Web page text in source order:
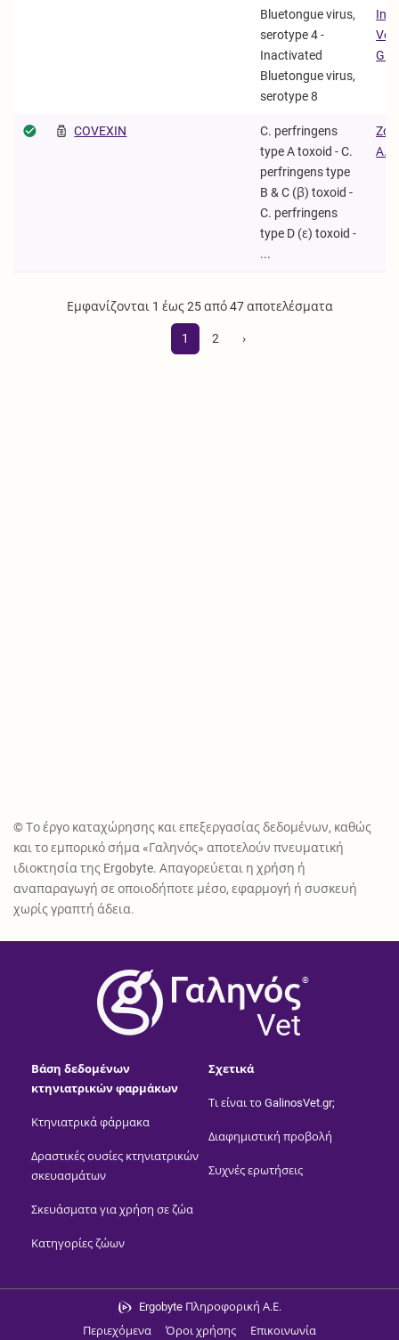
Bluetongue virus,
serotype 4 -
Inactivated
Bluetongue virus,
serotype 8
COVEXIN
C. perfringens
type A toxoid - C.
perfringens type
B & C (β) toxoid -
C. perfringens
type D (ε) toxoid -
...
Α.Ε.
Εμφανίζονται 1 έως 25 από 47 αποτελέσματα
1 2 ›
© Το έργο καταχώρησης και επεξεργασίας δεδομένων, καθώς
και το εμπορικό σήμα «Γαληνός» αποτελούν πνευματική
ιδιοκτησία της Ergobyte. Απαγορεύεται η χρήση ή
αναπαραγωγή σε οποιοδήποτε μέσο, εφαρμογή ή συσκευή
χωρίς γραπτή άδεια.
®
Vet
Βάση δεδομένων
κτηνιατρικών φαρμάκων
Κτηνιατρικά φάρμακα
Δραστικές ουσίες κτηνιατρικών
σκευασμάτων
Σκευάσματα για χρήση σε ζώα
Κατηγορίες ζώων
Σχετικά
Τι είναι το GalinosVet.gr;
Διαφημιστική προβολή
Συχνές ερωτήσεις
Ergobyte Πληροφορική Α.Ε.
Περιεχόμενα
Όροι χρήσης Επικοινωνία